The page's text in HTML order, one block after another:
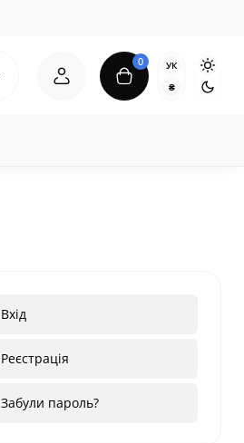
0
УК
₴
Вхід
Реєстрація
Забули пароль?